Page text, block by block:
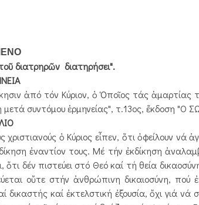
διατρηρῶν διατηρήσει".
ἀπό τόν Κύριον, ὁ Ὁποῖος τάς ἁμαρτίας
συντόμου ἑρμηνείας", τ.13ος, ἔκδοση "Ο
ὁ Κύριος εἶπεν, ὅτι ὀφείλουν νά
ἐναντίον τους. Μέ τήν ἐκδίκηση
δέν πιστεύει στό Θεό καί τή θεία
οὔτε στήν ἀνθρώπινη δικαιοσύνη, πού
δικαστής καί ἐκτελστική ἐξουσία, ὄχι γιά νά